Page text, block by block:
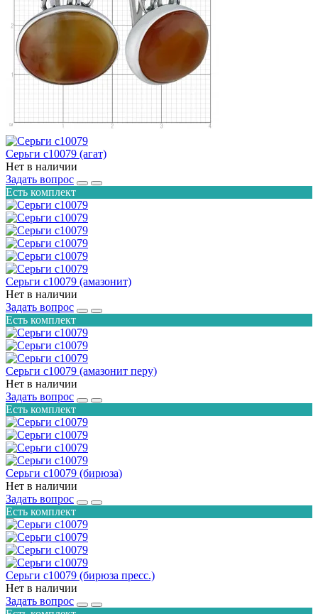
Серьги с10079 (агат)
Нет в наличии
Задать вопрос
Есть комплект
Серьги с10079 (амазонит)
Нет в наличии
Задать вопрос
Есть комплект
Серьги с10079 (амазонит перу)
Нет в наличии
Задать вопрос
Есть комплект
Серьги с10079 (бирюза)
Нет в наличии
Задать вопрос
Есть комплект
Серьги с10079 (бирюза пресс.)
Нет в наличии
Задать вопрос